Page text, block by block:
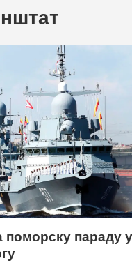
поморску параду у